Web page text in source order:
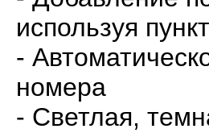
используя
-
номера
- Светлая,